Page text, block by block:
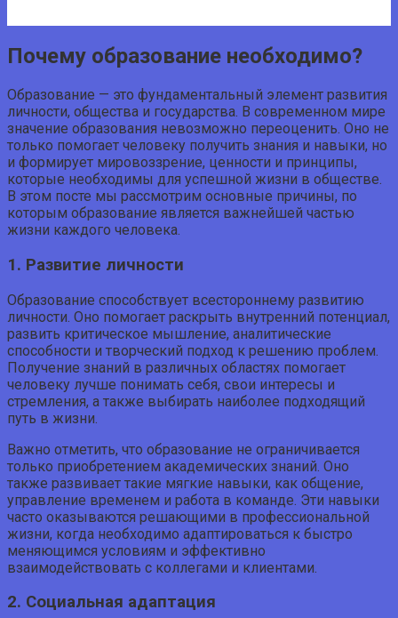
Почему образование необходимо?
Образование — это фундаментальный элемент развития
личности, общества и государства. В современном мире
значение образования невозможно переоценить. Оно не
только помогает человеку получить знания и навыки, но
и формирует мировоззрение, ценности и принципы,
которые необходимы для успешной жизни в обществе.
В этом посте мы рассмотрим основные причины, по
которым образование является важнейшей частью
жизни каждого человека.
1. Развитие личности
Образование способствует всестороннему развитию
личности. Оно помогает раскрыть внутренний потенциал,
развить критическое мышление, аналитические
способности и творческий подход к решению проблем.
Получение знаний в различных областях помогает
человеку лучше понимать себя, свои интересы и
стремления, а также выбирать наиболее подходящий
путь в жизни.
Важно отметить, что образование не ограничивается
только приобретением академических знаний. Оно
также развивает такие мягкие навыки, как общение,
управление временем и работа в команде. Эти навыки
часто оказываются решающими в профессиональной
жизни, когда необходимо адаптироваться к быстро
меняющимся условиям и эффективно
взаимодействовать с коллегами и клиентами.
2. Социальная адаптация